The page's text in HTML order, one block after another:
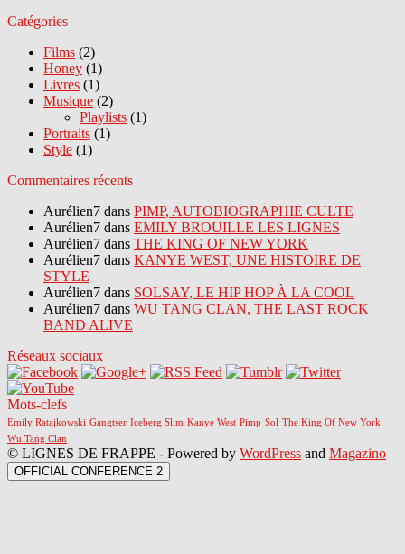
Catégories
Films (2)
Honey (1)
Livres (1)
Musique (2)
Playlists (1)
Portraits (1)
Style (1)
Commentaires récents
Aurélien7 dans PIMP, AUTOBIOGRAPHIE CULTE
Aurélien7 dans EMILY BROUILLE LES LIGNES
Aurélien7 dans THE KING OF NEW YORK
Aurélien7 dans KANYE WEST, UNE HISTOIRE DE
STYLE
Aurélien7 dans SOLSAY, LE HIP HOP À LA COOL
Aurélien7 dans WU TANG CLAN, THE LAST ROCK
BAND ALIVE
Réseaux sociaux
Mots-clefs
Emily Ratajkowski Gangtser Iceberg Slim Kanye West Pimp Sol The King Of New York
Wu Tang Clan
© LIGNES DE FRAPPE - Powered by WordPress and Magazino
OFFICIAL CONFERENCE 2